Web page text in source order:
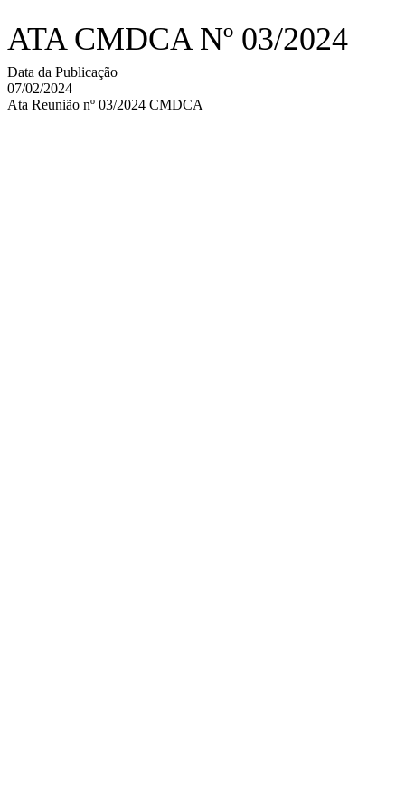
ATA CMDCA Nº 03/2024
Data da Publicação
07/02/2024
Ata Reunião nº 03/2024 CMDCA